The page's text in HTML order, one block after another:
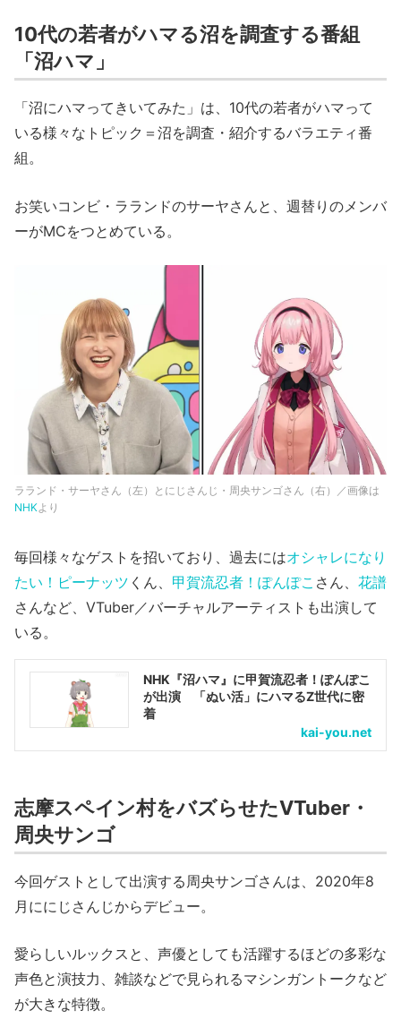
10代の若者がハマる沼を調査する番組
「沼ハマ」
「沼にハマってきいてみた」は、10代の若者がハマって
いる様々なトピック＝沼を調査・紹介するバラエティ番
組。
お笑いコンビ・ラランドのサーヤさんと、週替りのメンバ
ーがMCをつとめている。
ラランド・サーヤさん（左）とにじさんじ・周央サンゴさん（右）／画像は
NHKより
毎回様々なゲストを招いており、過去にはオシャレになり
たい！ピーナッツ くん、 甲賀流忍者！ぽんぽこ さん、 花譜
さんなど、VTuber／バーチャルアーティストも出演して
いる。
NHK『沼ハマ』に甲賀流忍者！ぽんぽこ
が出演 「ぬい活」にハマるZ世代に密
着
kai-you.net
志摩スペイン村をバズらせたVTuber・
周央サンゴ
今回ゲストとして出演する周央サンゴさんは、2020年8
月ににじさんじからデビュー。
愛らしいルックスと、声優としても活躍するほどの多彩な
声色と演技力、雑談などで見られるマシンガントークなど
が大きな特徴。